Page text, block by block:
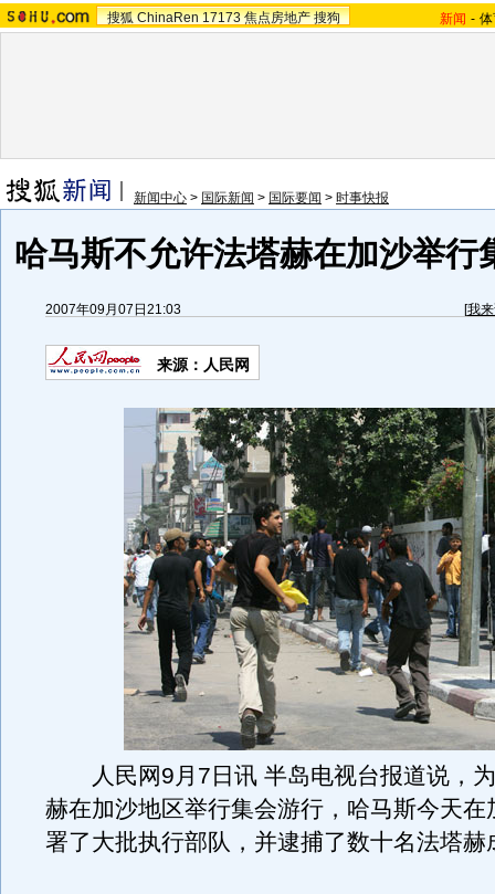
搜狐 ChinaRen 17173 焦点房地产 搜狗 新闻 -
新闻中心 > 国际新闻 > 国际要闻 > 时事快报
哈马斯不允许法塔赫在加沙举行
2007年09月07日21:03 [我
来源：人民网
人民网9月7日讯 半岛电视台报道说，
赫在加沙地区举行集会游行，哈马斯今天在
署了大批执行部队，并逮捕了数十名法塔赫